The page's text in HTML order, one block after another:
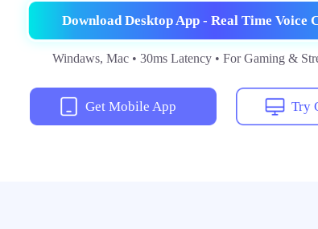
Download Desktop App - Real Time Voice
Windaws, Mac • 30ms Latency • For Gaming &
Get Mobile App Try